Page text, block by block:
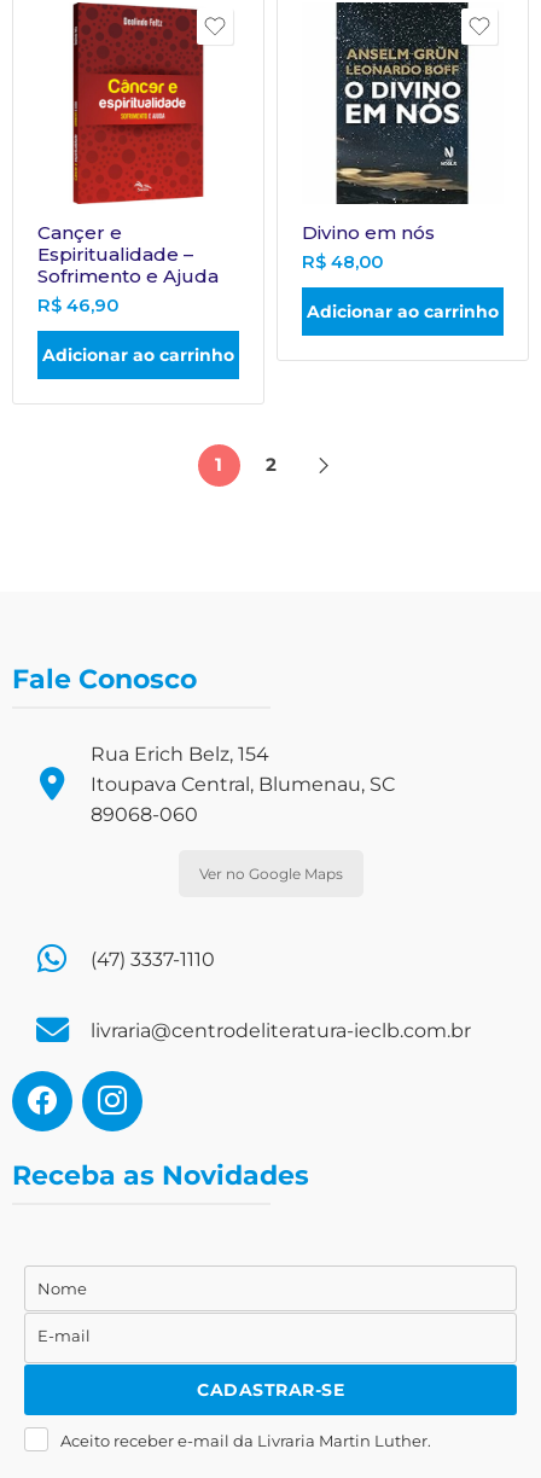
Cançer e
Espiritualidade –
Sofrimento e Ajuda
R$ 46,90
Adicionar ao carrinho
Divino em nós
R$ 48,00
Adicionar ao carrinho
1 2
Fale Conosco
Rua Erich Belz, 154
Itoupava Central, Blumenau, SC
89068-060
Ver no Google Maps
(47) 3337-1110
livraria@centrodeliteratura-ieclb.com.br
Receba as Novidades
Nome
Nome
E-
mail
E-mail
CADASTRAR-SE
Aceito receber e-mail da Livraria Martin Luther.